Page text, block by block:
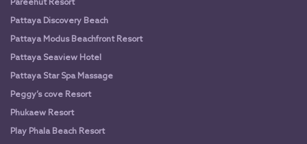
Pareehut Resort
Pattaya Discovery Beach
Pattaya Modus Beachfront Resort
Pattaya Seaview Hotel
Pattaya Star Spa Massage
Peggy’s cove Resort
Phukaew Resort
Play Phala Beach Resort